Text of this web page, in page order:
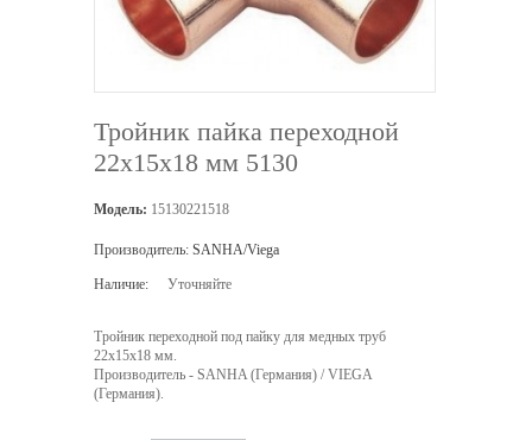
Тройник пайка переходной
22х15х18 мм 5130
Модель: 15130221518
Производитель: SANHA/Viega
Наличие: Уточняйте
Тройник переходной под пайку для медных труб
22х15х18 мм.
Производитель - SANHA (Германия) / VIEGA
(Германия).